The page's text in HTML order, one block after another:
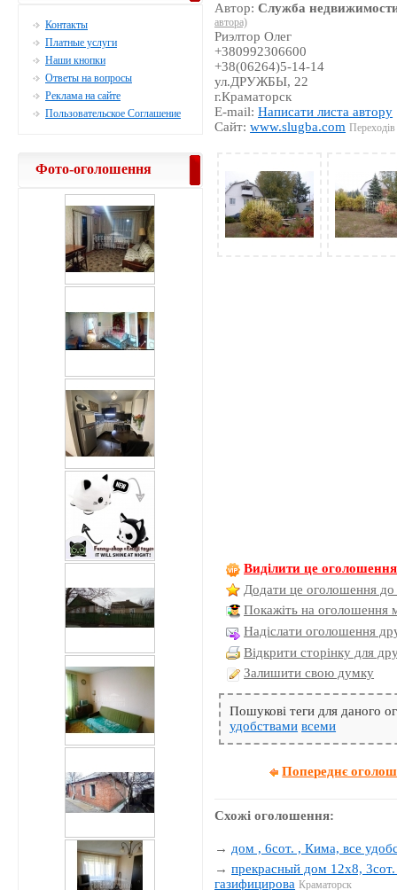
Автор:Служба
автора)
Риэлтор Олег
+380992306600
+38(06264)5-14-14
ул.ДРУЖБЫ, 22
г.Краматорск
E-mail:Написати листа автору
Сайт:www.slugba.com
Виділити це оголошення
Додати це оголошення до
Покажіть на оголошення
Надіслати оголошення
Відкрити сторінку для
Залишити свою думку
Пошукові теги для даного
удобствами всеми
Попереднє
Схожі оголошення:
→ дом , 6сот. , Кима, все
→прекрасный дом 12х8,
газифицирова Краматорск
Контакты
Платные услуги
Наши кнопки
Ответы на вопросы
Реклама на сайте
Пользовательское Соглашение
Фото-оголошення